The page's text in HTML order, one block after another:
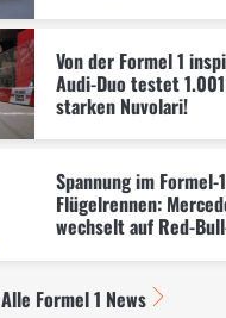
Von der Formel 1
Audi-Duo testet
starken Nuvolari!
Spannung im Formel-
Flügelrennen:
wechselt auf Red-
Alle Formel 1 News